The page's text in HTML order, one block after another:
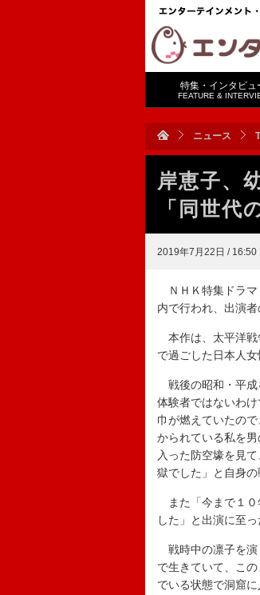
特集・インタビュ
FEATURE &
ニュース
岸恵子、
「同世代
2019年7月22日 / 16:50
ＮＨＫ特集ドラマ
内で行われ、出演
本作は、太平洋戦
で過ごした日本人女
戦後の昭和・平成
体験者ではないわ
巾が燃えていたの
かられている私を
入った防空壕を見
獄でした」と自身の
また「今まで１０
した」と出演に至
戦時中の凛子を演
で生きていて、こ
でいる状態で洞窟